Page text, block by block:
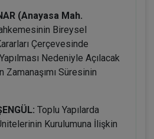
(Anayasa Mah.
Bireysel
Çerçevesinde
Nedeniyle Açılacak
Zamanaşımı Süresinin
Toplu Yapılarda
Kurulumuna İlişkin